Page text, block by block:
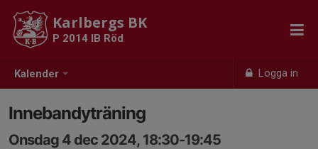
Kalender Logga in
Karlbergs BK
P 2014 IB Röd
Innebandyträning
Onsdag 4 dec 2024, 18:30-19:45